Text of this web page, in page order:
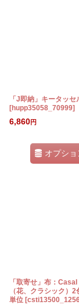
「J即納」キータッ
[hupp35058_70999]
6,860円
オプシ
「取寄せ」布：
（花、クラシック）
単位 [